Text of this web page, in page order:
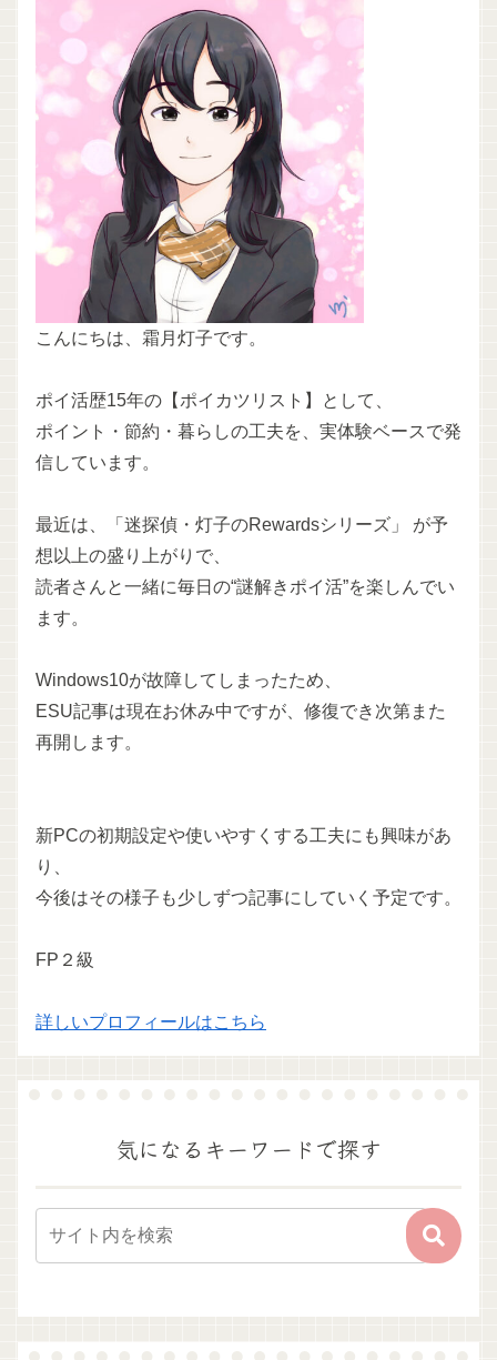
こんにちは、霜月灯子です。
ポイ活歴15年の【ポイカツリスト】として、
ポイント・節約・暮らしの工夫を、実体験ベースで発
信しています。
最近は、「迷探偵・灯子のRewardsシリーズ」 が予
想以上の盛り上がりで、
読者さんと一緒に毎日の“謎解きポイ活”を楽しんでい
ます。
Windows10が故障してしまったため、
ESU記事は現在お休み中ですが、修復でき次第また
再開します。
新PCの初期設定や使いやすくする工夫にも興味があ
り、
今後はその様子も少しずつ記事にしていく予定です。
FP２級
詳しいプロフィールはこちら
気になるキーワードで探す